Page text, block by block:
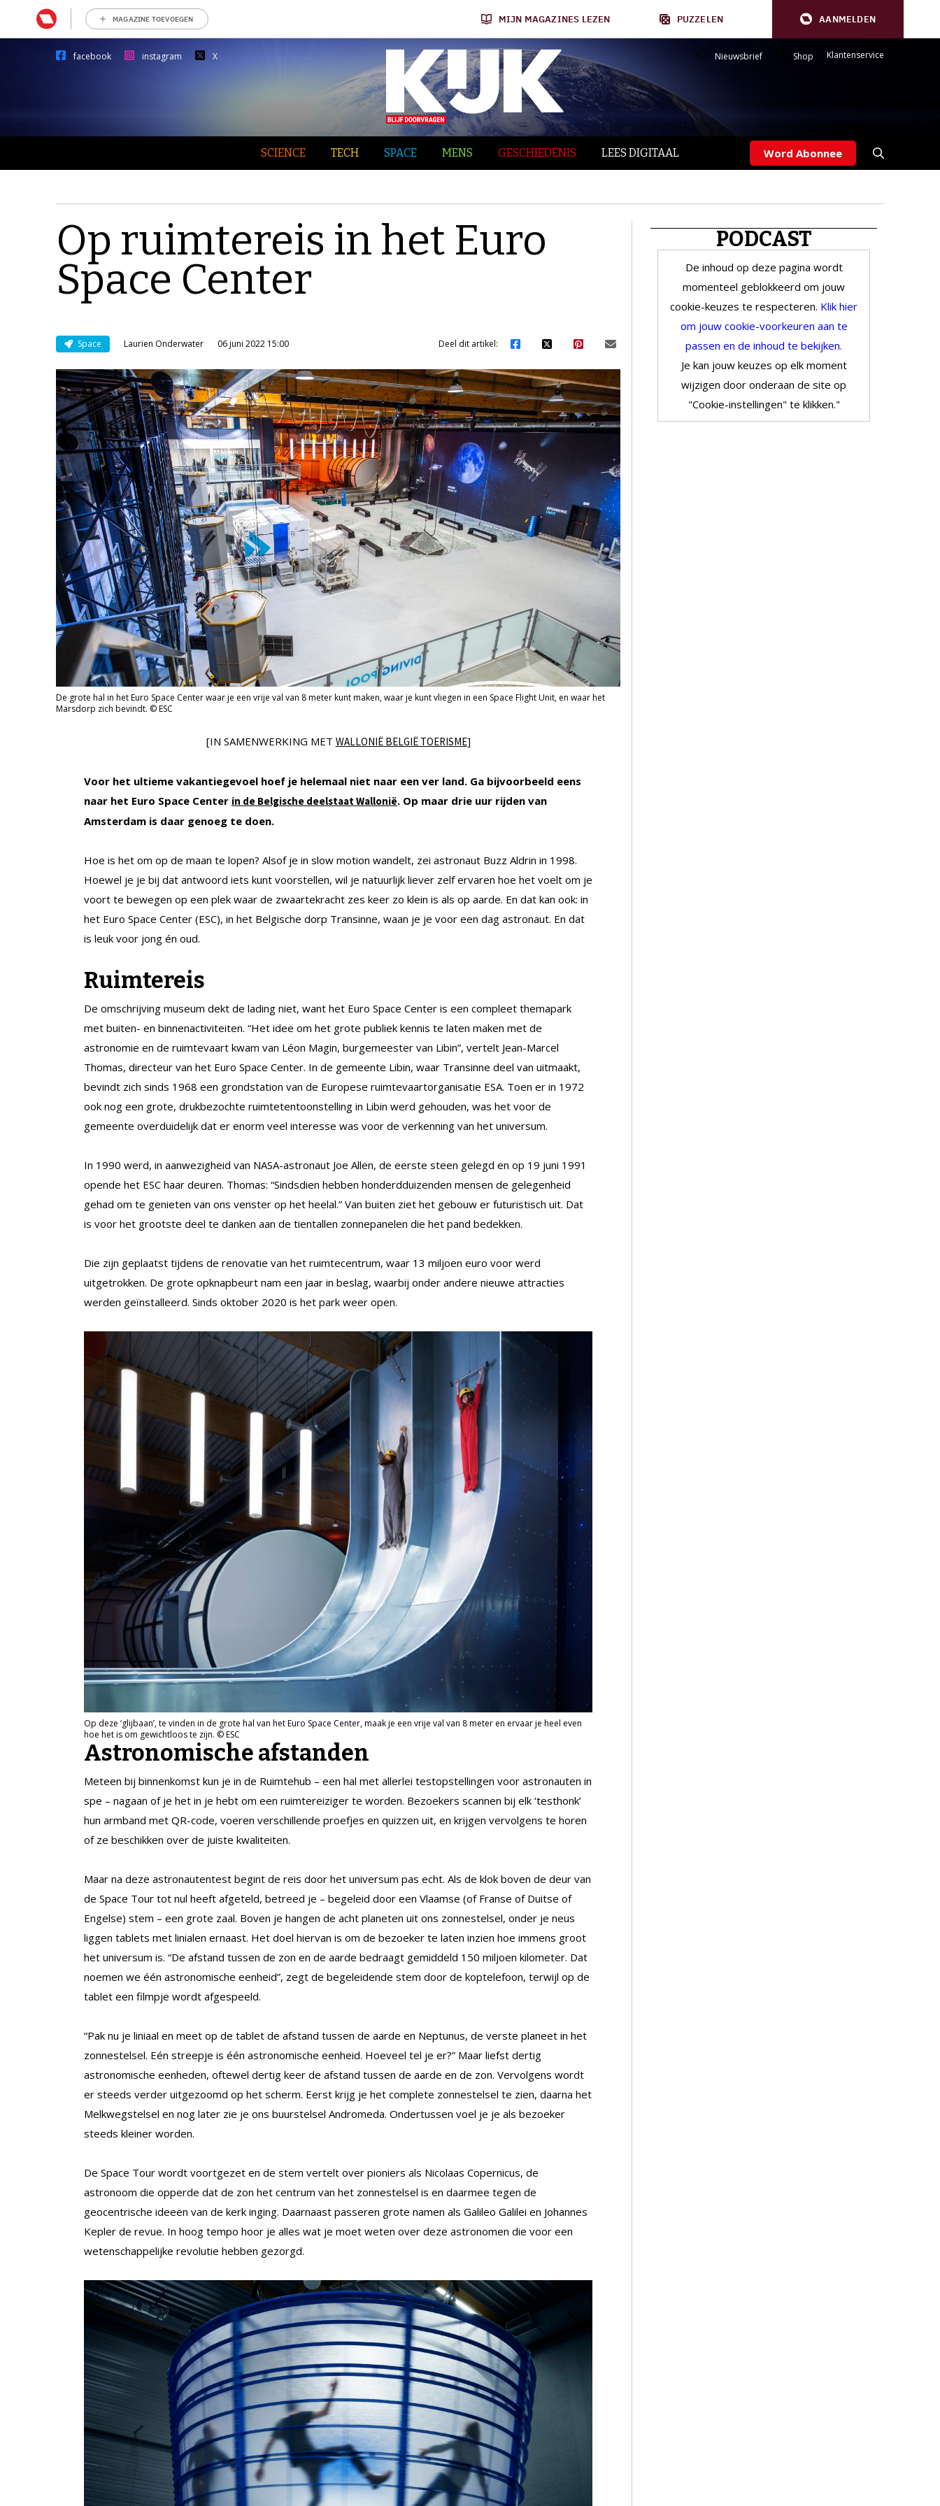
MAGAZINE TOEVOEGEN MIJN MAGAZINES LEZEN PUZZELEN AANMELDEN
facebook instagram X Nieuwsbrief Shop Klantenservice
SCIENCE TECH SPACE MENS GESCHIEDENIS LEES DIGITAAL Word Abonnee
Op ruimtereis in het Euro
Space Center
Space Laurien Onderwater 06 juni 2022 15:00 Deel dit artikel:
De grote hal in het Euro Space Center waar je een vrije val van 8 meter kunt maken, waar je kunt vliegen in een Space Flight Unit, en waar het
Marsdorp zich bevindt. © ESC
[IN SAMENWERKING MET WALLONIË BELGIË TOERISME]
Voor het ultieme vakantiegevoel hoef je helemaal niet naar een ver land. Ga bijvoorbeeld eens
naar het Euro Space Center in de Belgische deelstaat Wallonië. Op maar drie uur rijden van
Amsterdam is daar genoeg te doen.
Hoe is het om op de maan te lopen? Alsof je in slow motion wandelt, zei astronaut Buzz Aldrin in 1998.
Hoewel je je bij dat antwoord iets kunt voorstellen, wil je natuurlijk liever zelf ervaren hoe het voelt om je
voort te bewegen op een plek waar de zwaartekracht zes keer zo klein is als op aarde. En dat kan ook: in
het Euro Space Center (ESC), in het Belgische dorp Transinne, waan je je voor een dag astronaut. En dat
is leuk voor jong én oud.
Ruimtereis
De omschrijving museum dekt de lading niet, want het Euro Space Center is een compleet themapark
met buiten- en binnenactiviteiten. “Het idee om het grote publiek kennis te laten maken met de
astronomie en de ruimtevaart kwam van Léon Magin, burgemeester van Libin”, vertelt Jean-Marcel
Thomas, directeur van het Euro Space Center. In de gemeente Libin, waar Transinne deel van uitmaakt,
bevindt zich sinds 1968 een grondstation van de Europese ruimtevaartorganisatie ESA. Toen er in 1972
ook nog een grote, drukbezochte ruimtetentoonstelling in Libin werd gehouden, was het voor de
gemeente overduidelijk dat er enorm veel interesse was voor de verkenning van het universum.
In 1990 werd, in aanwezigheid van NASA-astronaut Joe Allen, de eerste steen gelegd en op 19 juni 1991
opende het ESC haar deuren. Thomas: “Sindsdien hebben honderdduizenden mensen de gelegenheid
gehad om te genieten van ons venster op het heelal.” Van buiten ziet het gebouw er futuristisch uit. Dat
is voor het grootste deel te danken aan de tientallen zonnepanelen die het pand bedekken.
Die zijn geplaatst tijdens de renovatie van het ruimtecentrum, waar 13 miljoen euro voor werd
uitgetrokken. De grote opknapbeurt nam een jaar in beslag, waarbij onder andere nieuwe attracties
werden geïnstalleerd. Sinds oktober 2020 is het park weer open.
Op deze ‘glijbaan’, te vinden in de grote hal van het Euro Space Center, maak je een vrije val van 8 meter en ervaar je heel even
hoe het is om gewichtloos te zijn. © ESC
Astronomische afstanden
Meteen bij binnenkomst kun je in de Ruimtehub – een hal met allerlei testopstellingen voor astronauten in
spe – nagaan of je het in je hebt om een ruimtereiziger te worden. Bezoekers scannen bij elk ‘testhonk’
hun armband met QR-code, voeren verschillende proefjes en quizzen uit, en krijgen vervolgens te horen
of ze beschikken over de juiste kwaliteiten.
Maar na deze astronautentest begint de reis door het universum pas echt. Als de klok boven de deur van
de Space Tour tot nul heeft afgeteld, betreed je – begeleid door een Vlaamse (of Franse of Duitse of
Engelse) stem – een grote zaal. Boven je hangen de acht planeten uit ons zonnestelsel, onder je neus
liggen tablets met linialen ernaast. Het doel hiervan is om de bezoeker te laten inzien hoe immens groot
het universum is. “De afstand tussen de zon en de aarde bedraagt gemiddeld 150 miljoen kilometer. Dat
noemen we één astronomische eenheid”, zegt de begeleidende stem door de koptelefoon, terwijl op de
tablet een filmpje wordt afgespeeld.
“Pak nu je liniaal en meet op de tablet de afstand tussen de aarde en Neptunus, de verste planeet in het
zonnestelsel. Eén streepje is één astronomische eenheid. Hoeveel tel je er?” Maar liefst dertig
astronomische eenheden, oftewel dertig keer de afstand tussen de aarde en de zon. Vervolgens wordt
er steeds verder uitgezoomd op het scherm. Eerst krijg je het complete zonnestelsel te zien, daarna het
Melkwegstelsel en nog later zie je ons buurstelsel Andromeda. Ondertussen voel je je als bezoeker
steeds kleiner worden.
De Space Tour wordt voortgezet en de stem vertelt over pioniers als Nicolaas Copernicus, de
astronoom die opperde dat de zon het centrum van het zonnestelsel is en daarmee tegen de
geocentrische ideeën van de kerk inging. Daarnaast passeren grote namen als Galileo Galilei en Johannes
Kepler de revue. In hoog tempo hoor je alles wat je moet weten over deze astronomen die voor een
wetenschappelijke revolutie hebben gezorgd.
PODCAST
De inhoud op deze pagina wordt
momenteel geblokkeerd om jouw
cookie-keuzes te respecteren. Klik hier
om jouw cookie-voorkeuren aan te
passen en de inhoud te bekijken.
Je kan jouw keuzes op elk moment
wijzigen door onderaan de site op
"Cookie-instellingen" te klikken."